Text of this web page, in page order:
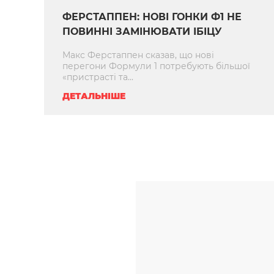
ФЕРСТАППЕН: НОВІ ГОНКИ Ф1 НЕ
ПОВИННІ ЗАМІНЮВАТИ ІБІЦУ
Макс Ферстаппен сказав, що нові
перегони Формули 1 потребують більшої
«пристрасті та...
ДЕТАЛЬНІШЕ